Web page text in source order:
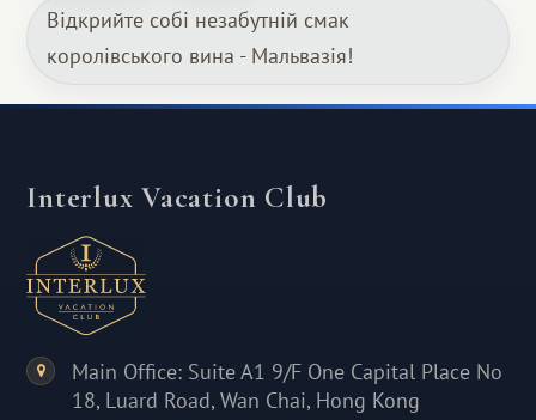
Відкрийте собі незабутній смак
королівського вина - Мальвазія!
Interlux Vacation Club
Main Office: Suite A1 9/F One Capital Place No
18, Luard Road, Wan Chai, Hong Kong